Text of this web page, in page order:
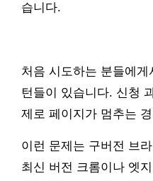
습니다.
처음 시도하는 분들에
턴들이 있습니다. 신청
제로 페이지가 멈추는
이런 문제는 구버전 브
최신 버전 크롬이나 엣